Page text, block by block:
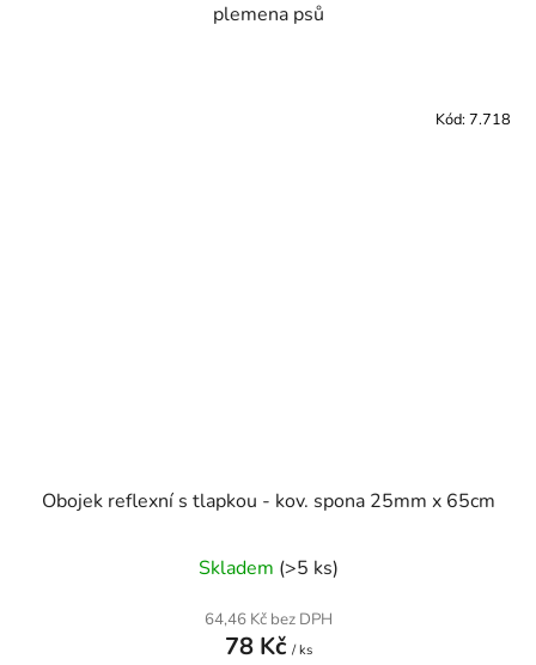
plemena psů
Obojek reflexní s tlapkou - kov. spona 25mm x 65cm
Skladem (>5 ks)
64,46 Kč bez DPH
78 Kč / ks
Kód: 7.718